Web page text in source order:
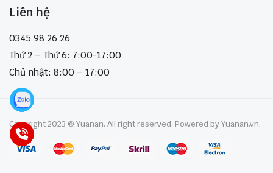
Liên hệ
0345 98 26 26
Thứ 2 – Thứ 6: 7:00-17:00
Chủ nhật: 8:00 – 17:00
Copyright 2023 © Yuanan. All right reserved. Powered by Yuanan.vn.